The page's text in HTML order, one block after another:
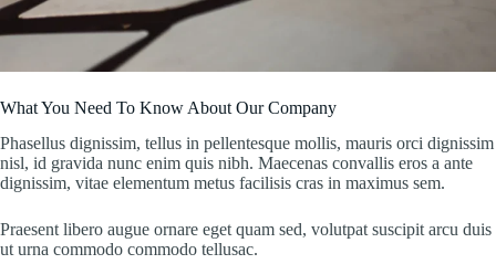
What You Need To Know About Our Company
Phasellus dignissim, tellus in pellentesque mollis, mauris orci dignissim
nisl, id gravida nunc enim quis nibh. Maecenas convallis eros a ante
dignissim, vitae elementum metus facilisis cras in maximus sem.
Praesent libero augue ornare eget quam sed, volutpat suscipit arcu duis
ut urna commodo commodo tellusac.